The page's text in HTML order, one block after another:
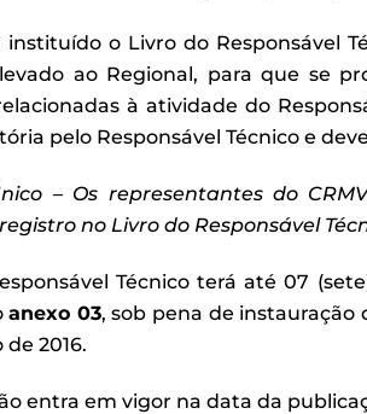
instituído o Livro do Responsável
ao Regional, para que se
à atividade do
pelo Responsável Técnico e
– Os representantes do
no Livro do Responsável T
Técnico terá até 07
anexo 03, sob pena de instauração
2016.
entra em vigor na data da